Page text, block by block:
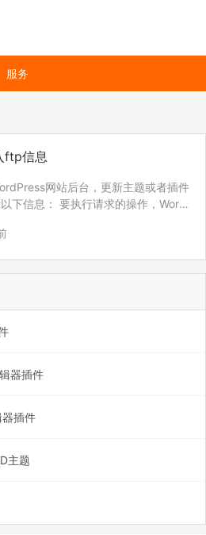
服务
ftp信息
网站后台，更新主题或者插件
下信息： 要执行请求的操作，Word
FTP登录凭据以继续。 如果您忘记了
器插件
插件
主题